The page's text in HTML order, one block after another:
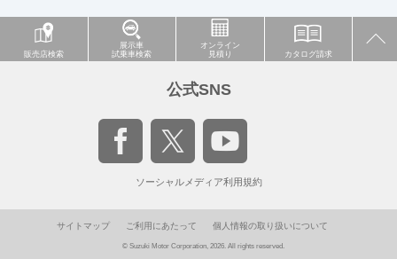
販売店検索
展示車
試乗車検索
オンライン
見積り
カタログ請求
公式SNS
ソーシャルメディア利用規約
サイトマップ ご利用にあたって 個人情報の取り扱いについて
© Suzuki Motor Corporation, 2026. All rights reserved.